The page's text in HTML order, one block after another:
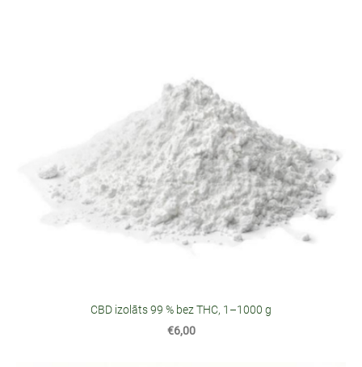
CBD izolāts 99 % bez THC, 1–1000 g
€6,00